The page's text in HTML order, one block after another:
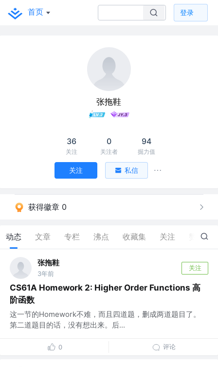
首页 登录
张拖鞋
36
关注
0
关注者
94
掘力值
关注 私信
获得徽章 0
动态 文章 专栏 沸点 收藏集 关注 1
张拖鞋
3年前
关注
CS61A Homework 2: Higher Order Functions 高
阶函数
这一节的Homework不难，而且四道题，删成两道题目了。
第二道题目的话，没有想出来。后...
0 评论